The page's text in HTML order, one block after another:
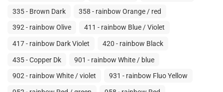
335 - Brown Dark 358 - rainbow Orange / red
392 - rainbow Olive 411 - rainbow Blue / Violet
417 - rainbow Dark Violet 420 - rainbow Black
435 - Copper Dk 901 - rainbow White / blue
902 - rainbow White / violet 931 - rainbow Fluo Yellow